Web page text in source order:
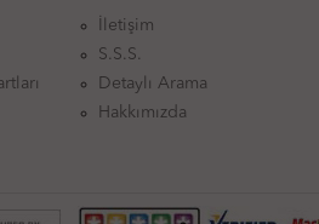
İletişim
S.S.S.
Detaylı Arama
Hakkımızda